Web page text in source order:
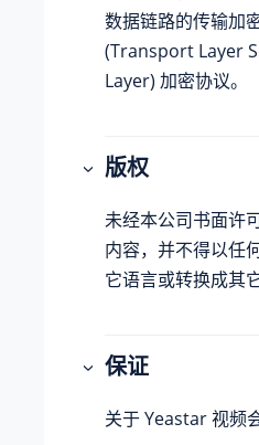
数据链路的传输加
(Transport Layer
Layer) 加密协议。
版权
未经本公司书面许
内容，并不得以任
它语言或转换成其
保证
关于 Yeastar 视频